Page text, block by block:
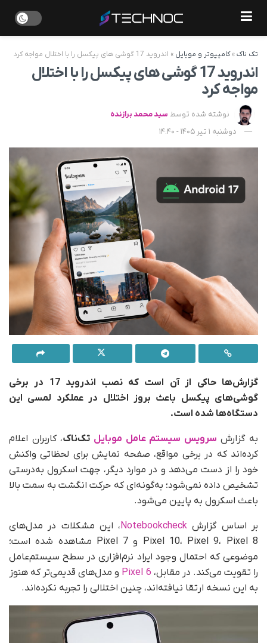
تک ناک»کامپیوتر و موبایل » اندروید 17 گوشی های پیکسل را با اختلال مواجه کرد
اندروید 17 گوشی های پیکسل را با اختلال
مواجه کرد
نوشته شده توسط سید محمد برازنده
دوشنبه 1 تیر 1405 - 14:40
گزارش‌ها حاکی از آن است که نصب اندروید 17 در برخی
گوشی‌های پیکسل باعث بروز اختلال در عملکرد لمسی این
دستگاه‌ها شده است.
به گزارش سرویس سیستم عامل موبایل تک‌ناک، کاربران اعلام
کرده‌اند که در برخی مواقع، صفحه نمایش برای لحظاتی واکنش
خود را از دست می‌دهد و در موارد دیگر، جهت اسکرول به‌درستی
تشخیص داده نمی‌شود؛ به‌گونه‌ای که حرکت انگشت به سمت بالا
باعث اسکرول به پایین می‌شود.
بر اساس گزارش Notebookcheck، این مشکلات در مدل‌های
Pixel 10، Pixel 9، Pixel 8 و Pixel 7 مشاهده شده است؛
موضوعی که احتمال وجود ایراد نرم‌افزاری در سطح سیستم‌عامل
را تقویت می‌کند. در مقابل، Pixel 6 و مدل‌های قدیمی‌تر که هنوز
به این نسخه ارتقا نیافته‌اند، چنین اختلالی را تجربه نکرده‌اند.